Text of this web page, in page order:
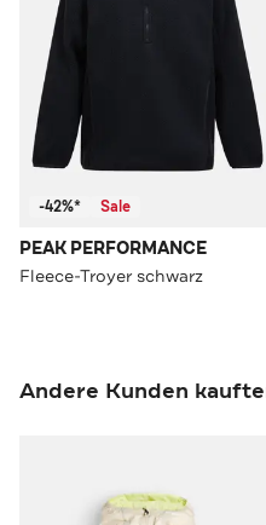
-42%* Sale
PEAK PERFORMANCE
Fleece-Troyer schwarz
Andere Kunden